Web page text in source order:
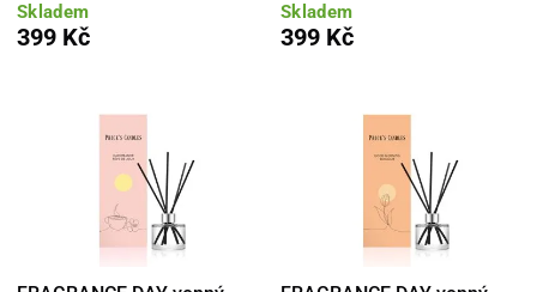
Skladem
399 Kč
Skladem
399 Kč